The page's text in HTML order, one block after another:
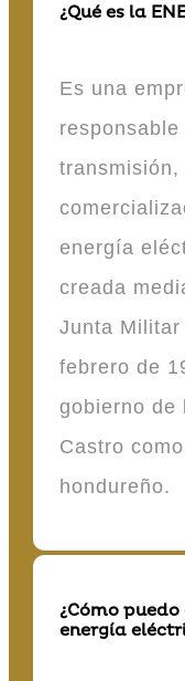
¿Qué es la
Es una
energía
creada
Junta
febrero de
gobierno de
Castro
hondureño.
¿Cómo
energía